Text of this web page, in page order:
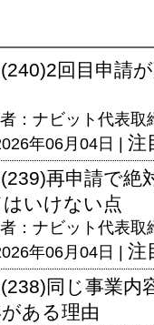
回目申請
：ナビット代表取
年06月04日 | 注
再申請で絶
いけない点
：ナビット代表取
年06月04日 | 注
同じ事業内
ある理由